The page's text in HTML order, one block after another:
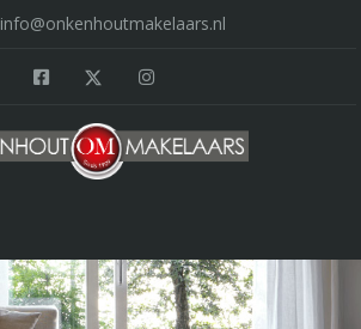
info@onkenhoutmakelaars.nl